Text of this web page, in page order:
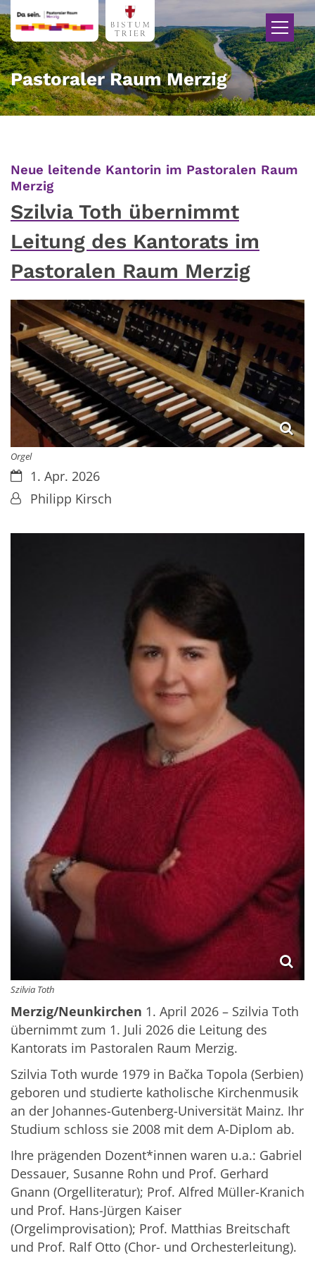
Zum Inhalt springen
Pastoraler Raum Merzig
Neue leitende Kantorin im Pastoralen Raum
Merzig:
Szilvia Toth übernimmt
Leitung des Kantorats im
Pastoralen Raum Merzig
Orgel
Datum:1. Apr. 2026
Von:Philipp Kirsch
Szilvia Toth
Merzig/Neunkirchen 1. April 2026 – Szilvia Toth
übernimmt zum 1. Juli 2026 die Leitung des
Kantorats im Pastoralen Raum Merzig.
Szilvia Toth wurde 1979 in Bačka Topola (Serbien)
geboren und studierte katholische Kirchenmusik
an der Johannes-Gutenberg-Universität Mainz. Ihr
Studium schloss sie 2008 mit dem A-Diplom ab.
Ihre prägenden Dozent*innen waren u.a.: Gabriel
Dessauer, Susanne Rohn und Prof. Gerhard
Gnann (Orgelliteratur); Prof. Alfred Müller-Kranich
und Prof. Hans-Jürgen Kaiser
(Orgelimprovisation); Prof. Matthias Breitschaft
und Prof. Ralf Otto (Chor- und Orchesterleitung).